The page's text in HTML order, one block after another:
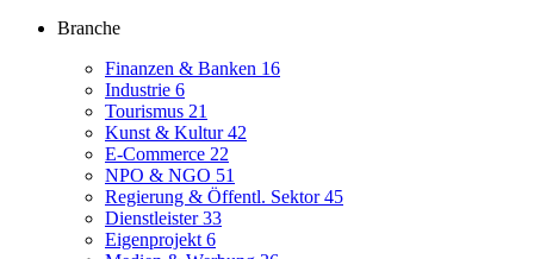
Branche
Finanzen & Banken 16
Industrie 6
Tourismus 21
Kunst & Kultur42
E-Commerce 22
NPO & NGO 51
Regierung & Öffentl. Sektor45
Dienstleister33
Eigenprojekt 6